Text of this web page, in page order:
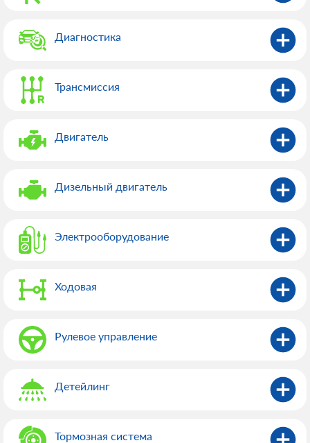
Диагностика
Трансмиссия
Двигатель
Дизельный двигатель
Электрооборудованиe
Ходовая
Рулевое управление
Детейлинг
Тормозная система